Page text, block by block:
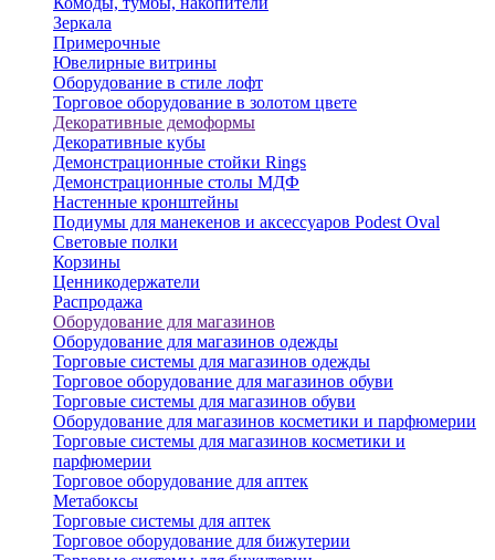
Зеркала
Примерочные
Ювелирные витрины
Оборудование в стиле лофт
Торговое оборудование в золотом цвете
Декоративные демоформы
Декоративные кубы
Демонстрационные стойки Rings
Демонстрационные столы МДФ
Настенные кронштейны
Подиумы для манекенов и аксессуаров Podest Oval
Световые полки
Корзины
Ценникодержатели
Распродажа
Оборудование для магазинов
Оборудование для магазинов одежды
Торговые системы для магазинов одежды
Торговое оборудование для магазинов обуви
Торговые системы для магазинов обуви
Оборудование для магазинов косметики и парфюмерии
Торговые системы для магазинов косметики и
парфюмерии
Торговое оборудование для аптек
Метабоксы
Торговые системы для аптек
Торговое оборудование для бижутерии